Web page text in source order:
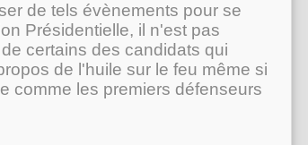
de tels évènements pour se
Présidentielle, il n'est pas
certains des candidats qui
de l'huile sur le feu même si
comme les premiers défenseurs